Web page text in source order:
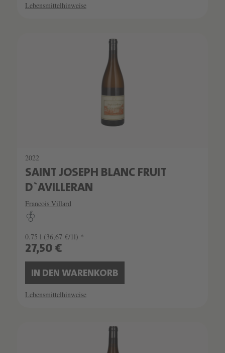
Lebensmittelhinweise
2022
SAINT JOSEPH BLANC FRUIT
D`AVILLERAN
Francois Villard
0.75 l (36,67 €/1l) *
27,50 €
IN DEN WARENKORB
Lebensmittelhinweise